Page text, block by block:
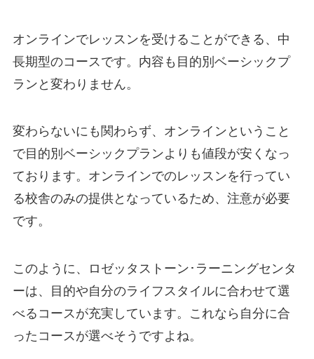
オンラインでレッスンを受けることができる、中
長期型のコースです。内容も目的別ベーシックプ
ランと変わりません。
変わらないにも関わらず、オンラインということ
で目的別ベーシックプランよりも値段が安くなっ
ております。オンラインでのレッスンを行ってい
る校舎のみの提供となっているため、注意が必要
です。
このように、ロゼッタストーン･ラーニングセンタ
ーは、目的や自分のライフスタイルに合わせて選
べるコースが充実しています。これなら自分に合
ったコースが選べそうですよね。